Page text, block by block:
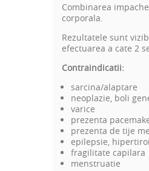
Combinarea
corporala.
Rezultatele sunt
efectuarea a cate 2
Contraindicatii:
sarcina/alaptare
neoplazie, boli
varice
prezenta
prezenta de tije
epilepsie,
fragilitate capilara
menstruatie